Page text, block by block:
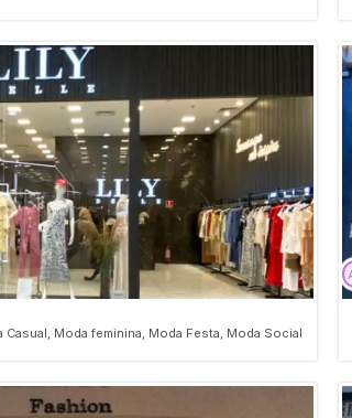
Casual, Moda feminina, Moda Festa, Moda Social